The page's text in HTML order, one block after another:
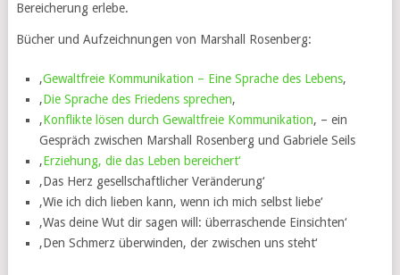
Bereicherung erlebe.
Bücher und Aufzeichnungen von Marshall Rosenberg:
‚Gewaltfreie Kommunikation – Eine Sprache des Lebens‚
‚Die Sprache des Friedens sprechen‚
‚Konflikte lösen durch Gewaltfreie Kommunikation‚ – ein
Gespräch zwischen Marshall Rosenberg und Gabriele Seils
‚Erziehung, die das Leben bereichert‘
‚Das Herz gesellschaftlicher Veränderung‘
‚Wie ich dich lieben kann, wenn ich mich selbst liebe‘
‚Was deine Wut dir sagen will: überraschende Einsichten‘
‚Den Schmerz überwinden, der zwischen uns steht‘